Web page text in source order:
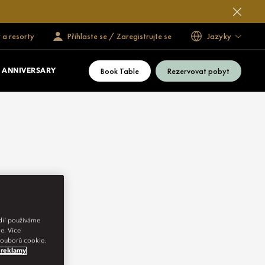
a resorty Přihlaste se / Zaregistrujte se Jazyky
Book Table Rezervovat pobyt
používáme
Více
cookie.